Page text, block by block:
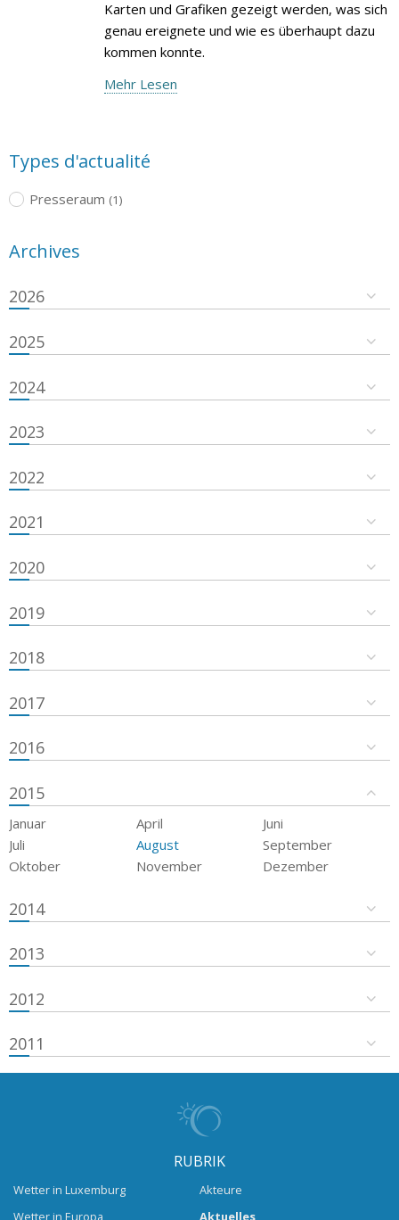
Karten und Grafiken gezeigt werden, was sich
genau ereignete und wie es überhaupt dazu
kommen konnte.
Mehr Lesen
Types d'actualité
Presseraum (1)
Archives
2026
2025
2024
2023
2022
2021
2020
2019
2018
2017
2016
2015
Januar April
Juni
Juli
August
September
Oktober
November Dezember
2014
2013
2012
2011
RUBRIK
Wetter in Luxemburg
Wetter in Europa
Akteure
Aktuelles